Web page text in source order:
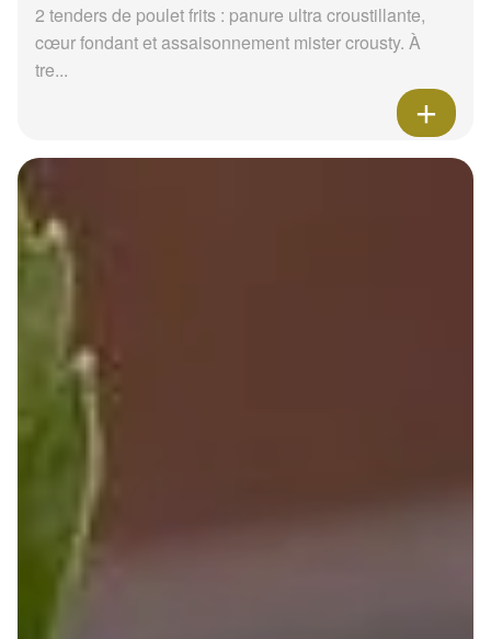
2 tenders de poulet frits : panure ultra croustillante,
cœur fondant et assaisonnement mister crousty. À
tre...